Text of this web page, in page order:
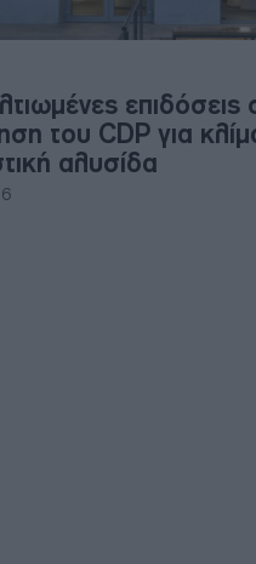
επιδόσεις
του CDP για
αλυσίδα